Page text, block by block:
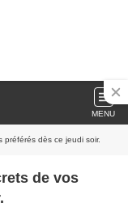
MENU
préférés dès ce jeudi soir.
de vos